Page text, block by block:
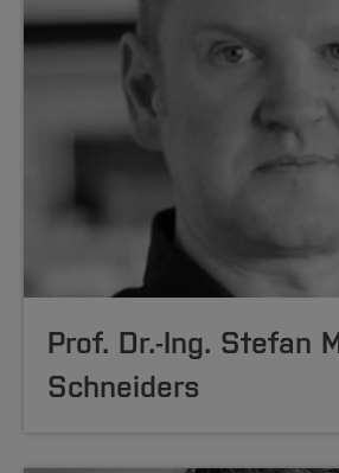
Prof. Dr.-Ing. Stefan
Schneiders